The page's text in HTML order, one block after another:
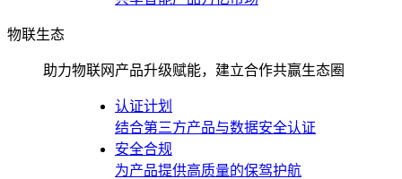
物联生态
助力物联网产品升级赋能，建立合作共赢生态圈
认证计划
结合第三方产品与数据安全认证
安全合规
为产品提供高质量的保驾护航